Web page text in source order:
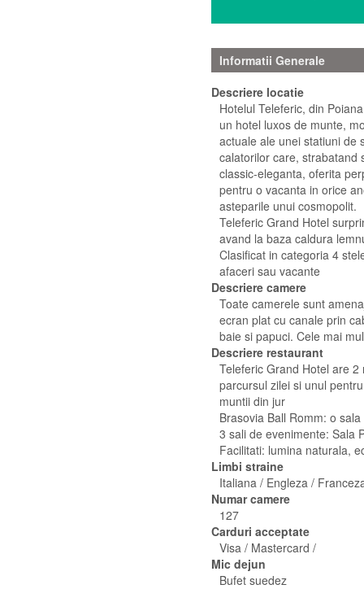
Informatii Generale
Descriere locatie
Hotelul Teleferic, din
un hotel luxos de munte,
actuale ale unei statiuni de
calatorilor care, strabatand
classic-eleganta, oferita
pentru o vacanta in orice
asteparile unui cosmopolit.
Teleferic Grand Hotel
avand la baza caldura
Clasificat in categoria 4
afaceri sau vacante
Descriere camere
Toate camerele sunt
ecran plat cu canale prin
baie si papuci. Cele mai
Descriere restaurant
Teleferic Grand Hotel are
parcursul zilei si unul
muntii din jur
Brasovia Ball Romm: o
3 sali de evenimente: Sala
Facilitati: lumina naturala,
Limbi straine
Italiana / Engleza /
Numar camere
127
Carduri acceptate
Visa / Mastercard /
Mic dejun
Bufet suedez